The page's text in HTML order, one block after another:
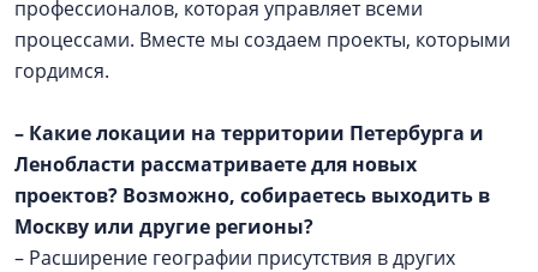
профессионалов, которая управляет всеми
процессами. Вместе мы создаем проекты, которыми
гордимся.
– Какие локации на территории Петербурга и
Ленобласти рассматриваете для новых
проектов? Возможно, собираетесь выходить в
Москву или другие регионы?
– Расширение географии присутствия в других